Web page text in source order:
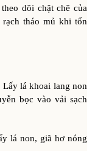
dõi chặt chẽ của
tháo mủ khi tổn
Lấy lá khoai lang non
bọc vào vải sạch
lá non, giã hơ nóng